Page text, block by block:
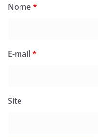
Nome*
E-mail*
Site